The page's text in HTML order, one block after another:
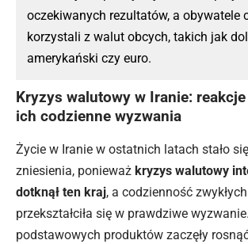
oczekiwanych rezultatów, a obywatele
korzystali z walut obcych, takich jak
amerykański czy euro.
Kryzys walutowy w Iranie:
ich codzienne wyzwania
Życie w Iranie w ostatnich latach stało
zniesienia, ponieważ kryzys walutowy
dotknął ten kraj, a codzienność
przekształciła się w prawdziwe
podstawowych produktów zaczęły